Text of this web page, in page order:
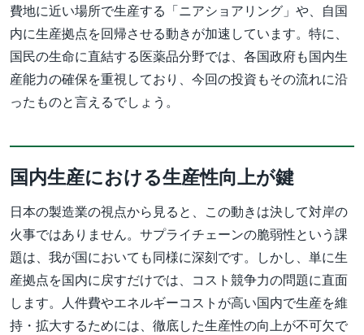
費地に近い場所で生産する「ニアショアリング」や、自国
内に生産拠点を回帰させる動きが加速しています。特に、
国民の生命に直結する医薬品分野では、各国政府も国内生
産能力の確保を重視しており、今回の投資もその流れに沿
ったものと言えるでしょう。
国内生産における生産性向上が鍵
日本の製造業の視点から見ると、この動きは決して対岸の
火事ではありません。サプライチェーンの脆弱性という課
題は、我が国においても同様に深刻です。しかし、単に生
産拠点を国内に戻すだけでは、コスト競争力の問題に直面
します。人件費やエネルギーコストが高い国内で生産を維
持・拡大するためには、徹底した生産性の向上が不可欠で